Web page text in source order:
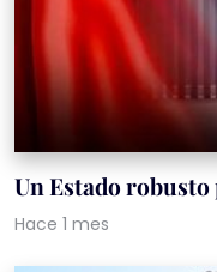
Un Estado
Hace 1 mes